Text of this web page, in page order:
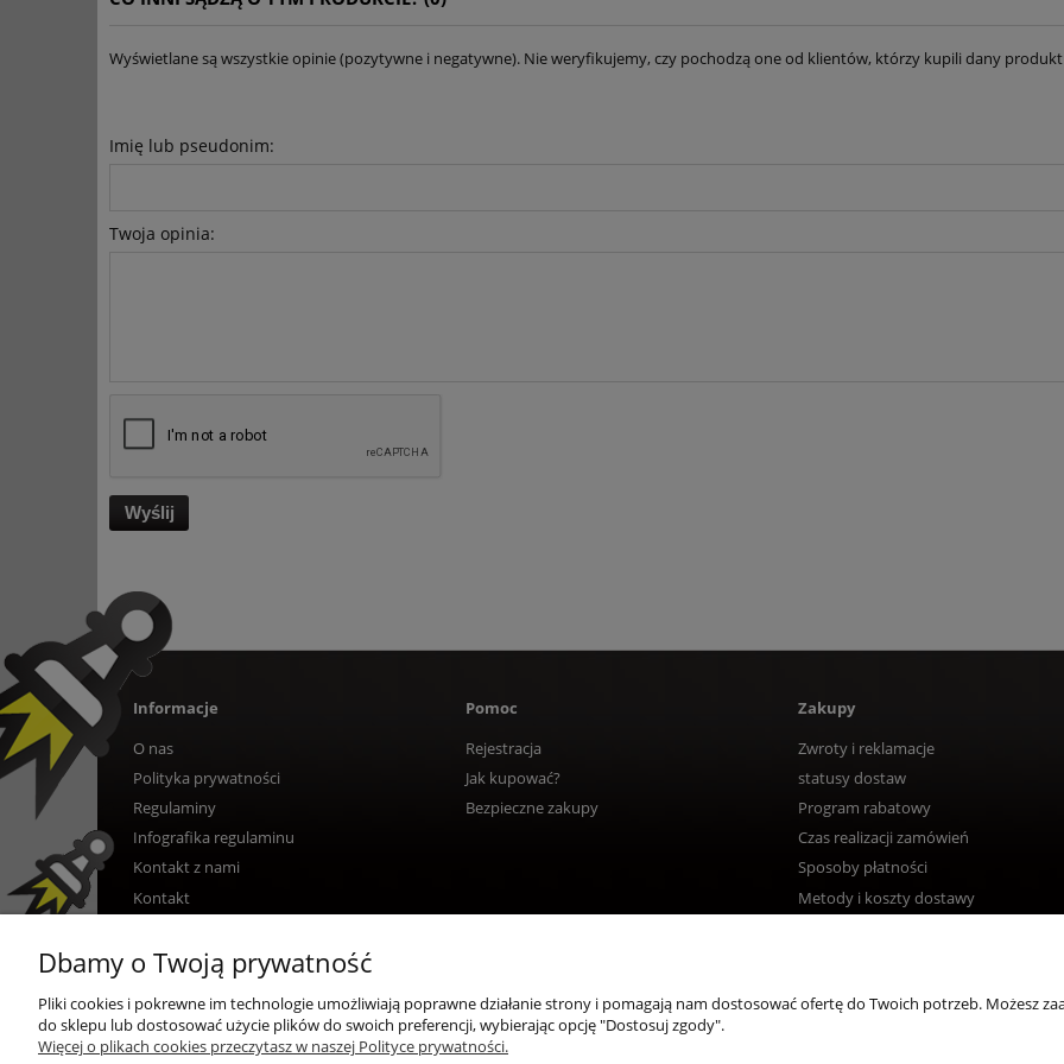
Wyświetlane są wszystkie opinie (pozytywne i negatywne). Nie weryfikujemy, czy pochodzą one od klientów, którzy kupili dany
Imię lub pseudonim:
Twoja opinia:
Wyślij
Informacje
O nas
Polityka prywatności
Regulaminy
Infografika regulaminu
Kontakt z nami
Kontakt
Pomoc
Rejestracja
Jak kupować?
Bezpieczne zakupy
Zakupy
Zwroty i reklamacje
statusy dostaw
Program rabatowy
Czas realizacji zamówień
Sposoby płatności
Metody i koszty dostawy
Dbamy o Twoją prywatność
Pliki cookies i pokrewne im technologie umożliwiają poprawne działanie strony i pomagają nam dostosować ofertę do Twoich potrzeb. Możesz
do sklepu lub dostosować użycie plików do swoich preferencji, wybierając opcję "Dostosuj zgody".
Więcej o plikach cookies przeczytasz w naszej Polityce prywatności.